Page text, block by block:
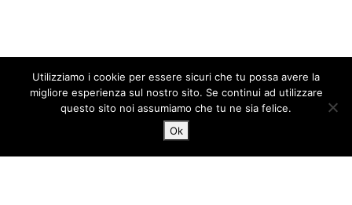
Utilizziamo i cookie per essere sicuri che tu possa avere la
migliore esperienza sul nostro sito. Se continui ad utilizzare
questo sito noi assumiamo che tu ne sia felice.
Ok